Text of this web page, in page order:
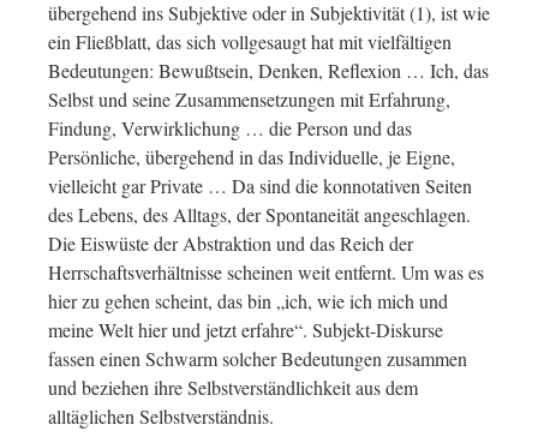
übergehend ins Subjektive oder in Subjektivität (1), ist wie
ein Fließblatt, das sich vollgesaugt hat mit vielfältigen
Bedeutungen: Bewußtsein, Denken, Reflexion … Ich, das
Selbst und seine Zusammensetzungen mit Erfahrung,
Findung, Verwirklichung … die Person und das
Persönliche, übergehend in das Individuelle, je Eigne,
vielleicht gar Private … Da sind die konnotativen Seiten
des Lebens, des Alltags, der Spontaneität angeschlagen.
Die Eiswüste der Abstraktion und das Reich der
Herrschaftsverhältnisse scheinen weit entfernt. Um was es
hier zu gehen scheint, das bin „ich, wie ich mich und
meine Welt hier und jetzt erfahre“. Subjekt-Diskurse
fassen einen Schwarm solcher Bedeutungen zusammen
und beziehen ihre Selbstverständlichkeit aus dem
alltäglichen Selbstverständnis.